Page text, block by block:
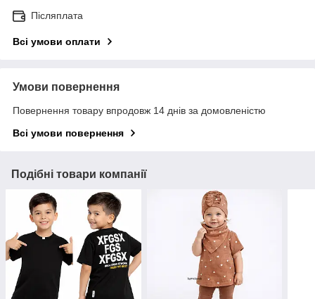
Післяплата
Всі умови оплати
Умови повернення
Повернення товару впродовж 14 днів за домовленістю
Всі умови повернення
Подібні товари компанії